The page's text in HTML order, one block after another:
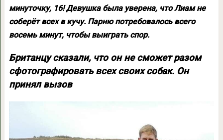
минуточку, 16! Девушка была уверена, что Лиам не
соберёт всех в кучу. Парню потребовалось всего
восемь минут, чтобы выиграть спор.
Британцу сказали, что он не сможет разом
сфотографировать всех своих собак. Он
принял вызов